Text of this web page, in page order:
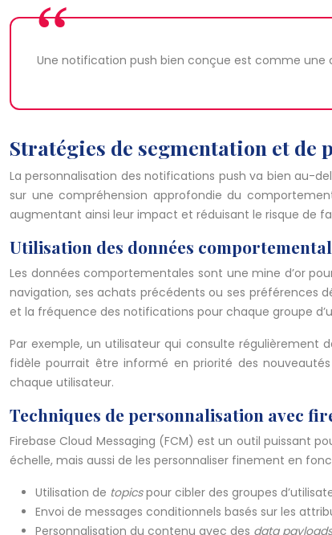
Une notification push bien conçue est comme une
Stratégies de segmentation et de
La personnalisation des notifications push va bien au-
sur une compréhension approfondie du
augmentant ainsi leur impact et réduisant le risque de
Utilisation des données
Les données comportementales sont une mine d’or
navigation, ses achats précédents ou ses préférences
et la fréquence des notifications pour chaque groupe
Par exemple, un utilisateur qui consulte régulièrement
fidèle pourrait être informé en priorité des
chaque utilisateur.
Techniques de personnalisation avec
Firebase Cloud Messaging (FCM) est un outil puissant
échelle, mais aussi de les personnaliser finement en
Utilisation de topicspour cibler des groupes
Envoi de messages conditionnels basés sur les
Personnalisation du contenu avec des data